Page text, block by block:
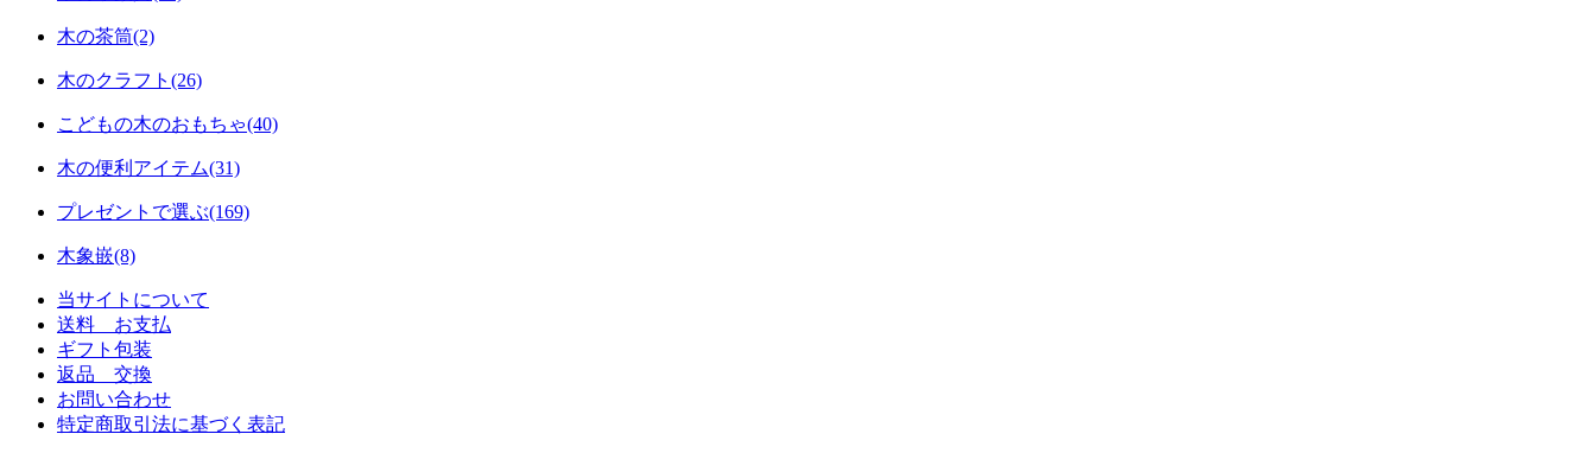
木の茶筒(2)
木のクラフト(26)
こどもの木のおもちゃ(40)
木の便利アイテム(31)
プレゼントで選ぶ(169)
木象嵌(8)
当サイトについて
送料 お支払
ギフト包装
返品 交換
お問い合わせ
特定商取引法に基づく表記